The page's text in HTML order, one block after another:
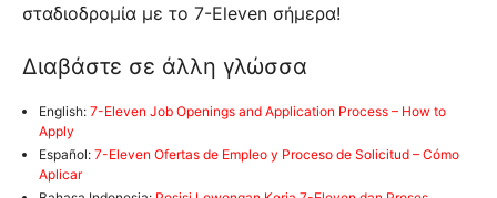
σταδιοδρομία με το 7-Eleven σήμερα!
Διαβάστε σε άλλη γλώσσα
English: 7-Eleven Job Openings and Application Process – How to
Apply
Español: 7-Eleven Ofertas de Empleo y Proceso de Solicitud – Cómo
Aplicar